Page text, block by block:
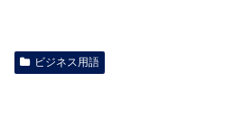
ビジネス用語